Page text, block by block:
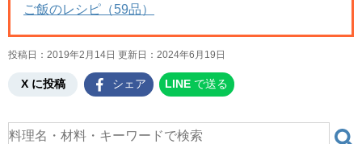
ご飯のレシピ（59品）
投稿日：2019年2月14日 更新日： 2024年6月19日
X に投稿 シェア LINE で送る